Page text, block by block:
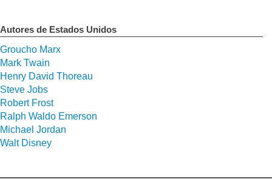
Autores de Estados Unidos
Groucho Marx
Mark Twain
Henry David Thoreau
Steve Jobs
Robert Frost
Ralph Waldo Emerson
Michael Jordan
Walt Disney